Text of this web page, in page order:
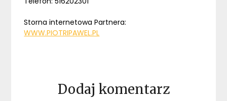
Storna internetowa Partnera:
WWW.PIOTRIPAWEL.PL
Dodaj komentarz